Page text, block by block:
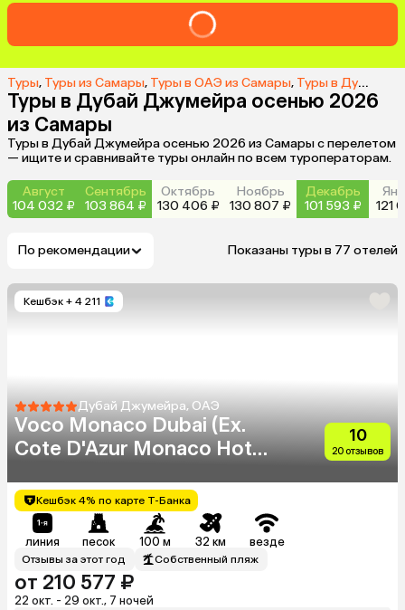
Туры, Туры из Самары, Туры в ОАЭ из Самары, Туры в Дубаи Джумейру из Самары
Туры в Дубай Джумейра осенью 2026
из Самары
Туры в Дубай Джумейра осенью 2026 из Самары с перелетом
— ищите и сравнивайте туры онлайн по всем туроператорам.
Август
104 032 ₽
Сентябрь
103 864 ₽
Октябрь
130 406 ₽
Ноябрь
130 807 ₽
Декабрь
101 593 ₽
121
По рекомендации Показаны туры в 77 отелей
Кешбэк + 4 211
Дубай Джумейра, ОАЭ
Voco Monaco Dubai (Ex.
Cote D'Azur Monaco Hotel)
10
20 отзывов
Кешбэк 4% по карте Т-Банка
линия песок 100 м 32 км везде
Отзывы за этот год Собственный пляж
от 210 577 ₽
22 окт. - 29 окт., 7 ночей